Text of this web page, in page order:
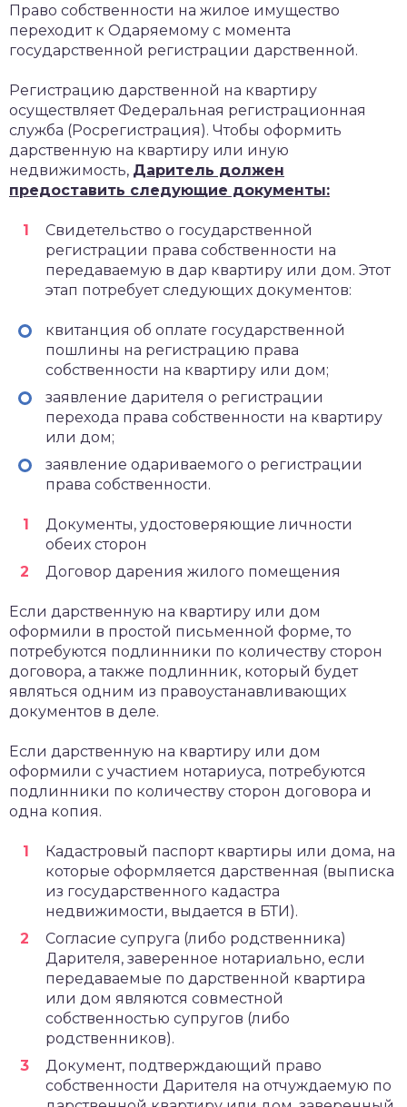
Право собственности на жилое имущество
переходит к Одаряемому с момента
государственной регистрации дарственной.
Регистрацию дарственной на квартиру
осуществляет Федеральная регистрационная
служба (Росрегистрация). Чтобы оформить
дарственную на квартиру или иную
недвижимость, Даритель должен
предоставить следующие документы:
Свидетельство о государственной
регистрации права собственности на
передаваемую в дар квартиру или дом. Этот
этап потребует следующих документов:
квитанция об оплате государственной
пошлины на регистрацию права
собственности на квартиру или дом;
заявление дарителя о регистрации
перехода права собственности на квартиру
или дом;
заявление одариваемого о регистрации
права собственности.
Документы, удостоверяющие личности
обеих сторон
Договор дарения жилого помещения
Если дарственную на квартиру или дом
оформили в простой письменной форме, то
потребуются подлинники по количеству сторон
договора, а также подлинник, который будет
являться одним из правоустанавливающих
документов в деле.
Если дарственную на квартиру или дом
оформили с участием нотариуса, потребуются
подлинники по количеству сторон договора и
одна копия.
Кадастровый паспорт квартиры или дома, на
которые оформляется дарственная (выписка
из государственного кадастра
недвижимости, выдается в БТИ).
Согласие супруга (либо родственника)
Дарителя, заверенное нотариально, если
передаваемые по дарственной квартира
или дом являются совместной
собственностью супругов (либо
родственников).
Документ, подтверждающий право
собственности Дарителя на отчуждаемую по